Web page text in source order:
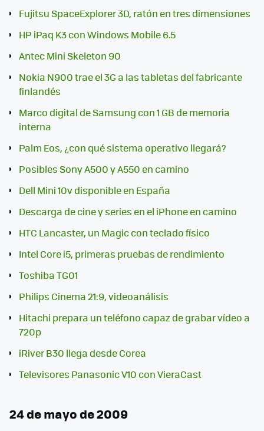
Fujitsu SpaceExplorer 3D, ratón en tres dimensiones
HP iPaq K3 con Windows Mobile 6.5
Antec Mini Skeleton 90
Nokia N900 trae el 3G a las tabletas del fabricante
finlandés
Marco digital de Samsung con 1 GB de memoria
interna
Palm Eos, ¿con qué sistema operativo llegará?
Posibles Sony A500 y A550 en camino
Dell Mini 10v disponible en España
Descarga de cine y series en el iPhone en camino
HTC Lancaster, un Magic con teclado físico
Intel Core i5, primeras pruebas de rendimiento
Toshiba TG01
Philips Cinema 21:9, videoanálisis
Hitachi prepara un teléfono capaz de grabar vídeo a
720p
iRiver B30 llega desde Corea
Televisores Panasonic V10 con VieraCast
24 de mayo de 2009